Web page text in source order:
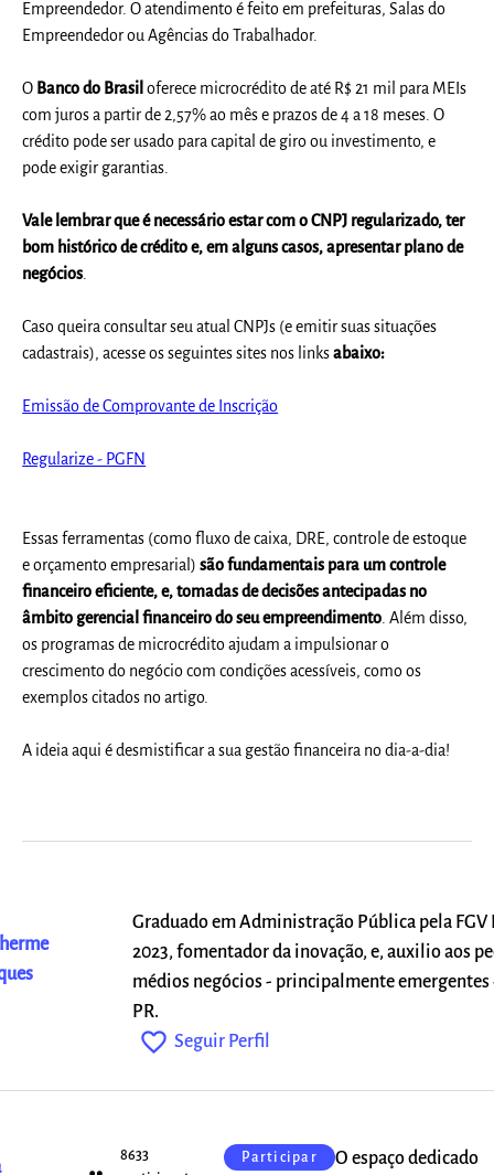
Empreendedor. O atendimento é feito em prefeituras, Salas do
Empreendedor ou Agências do Trabalhador.
O Banco do Brasil oferece microcrédito de até R$ 21 mil para MEIs
com juros a partir de 2,57% ao mês e prazos de 4 a 18 meses. O
crédito pode ser usado para capital de giro ou investimento, e
pode exigir garantias.
Vale lembrar que é necessário estar com o CNPJ regularizado, ter
bom histórico de crédito e, em alguns casos, apresentar plano de
negócios
Caso queira consultar seu atual CNPJs (e emitir suas situações
cadastrais), acesse os seguintes sites nos linksabaixo:
Emissão de Comprovante de Inscrição
Regularize - PGFN
Essas ferramentas (como fluxo de caixa, DRE, controle de estoque
e orçamento empresarial)são fundamentais para um controle
financeiro eficiente, e, tomadas de decisões antecipadas no
âmbito gerencial financeiro do seu empreendimento . Além disso,
os programas de microcrédito ajudam a impulsionar o
crescimento do negócio com condições acessíveis, como os
exemplos citados no artigo.
A ideia aqui é desmistificar a sua gestão financeira no dia-a-dia!
Graduado em Administração Pública pela FGV
2023, fomentador da inovação, e, auxilio aos
médios negócios - principalmente emergentes
PR.
favorite_outline Seguir Perfil
8633
Participar O espaço dedicado